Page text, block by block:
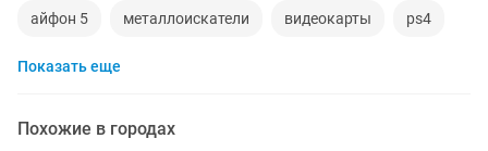
айфон 5 металлоискатели видеокарты ps4
игровой компьютер
Показать еще
Похожие в городах